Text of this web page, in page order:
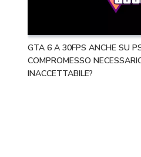
GTA 6 A 30FPS ANCHE SU
COMPROMESSO
INACCETTABILE?